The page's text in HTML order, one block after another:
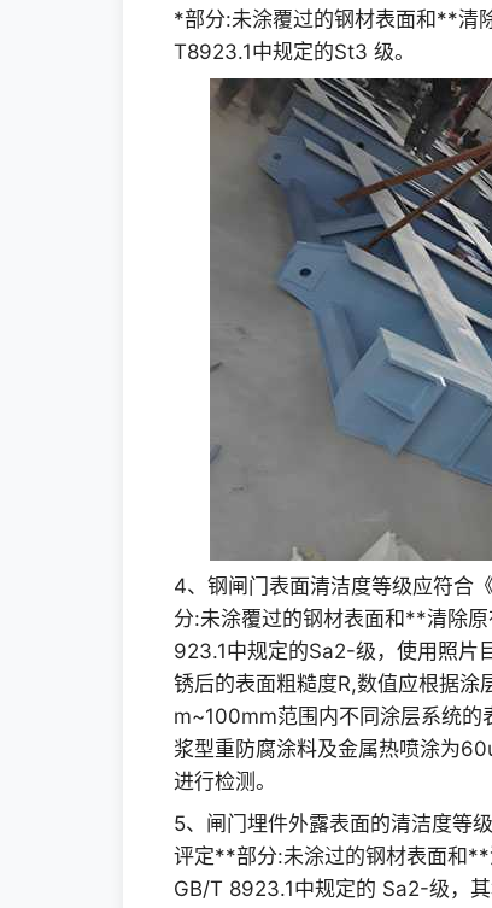
*部分:未涂覆过的钢材表面和**清
T8923.1中规定的St3 级。
4、钢闸门表面清洁度等级应符合
分:未涂覆过的钢材表面和**清除
923.1中规定的Sa2-级，使用照片
锈后的表面粗糙度R,数值应根据
m~100mm范围内不同涂层系统
浆型重防腐涂料及金属热喷涂为
进行检测。
5、闸门埋件外露表面的清洁度等
评定**部分:未涂过的钢材表面和**
GB/T 8923.1中规定的 Sa2-级，